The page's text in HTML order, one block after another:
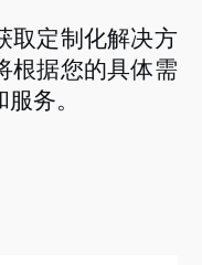
取定制化解决方
根据您的具体需
务。